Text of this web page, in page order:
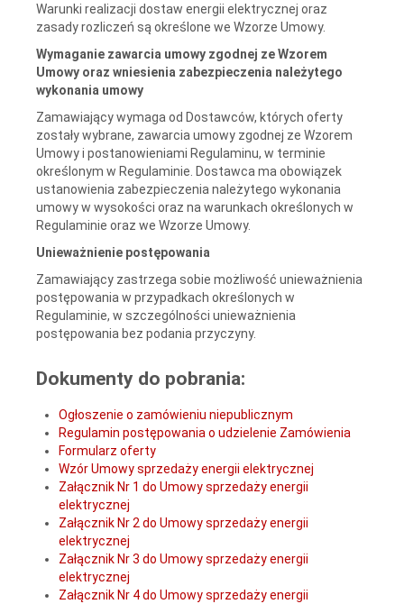
Warunki realizacji dostaw energii elektrycznej oraz
zasady rozliczeń są określone we Wzorze Umowy.
Wymaganie zawarcia umowy zgodnej ze Wzorem
Umowy oraz wniesienia zabezpieczenia należytego
wykonania umowy
Zamawiający wymaga od Dostawców, których oferty
zostały wybrane, zawarcia umowy zgodnej ze Wzorem
Umowy i postanowieniami Regulaminu, w terminie
określonym w Regulaminie. Dostawca ma obowiązek
ustanowienia zabezpieczenia należytego wykonania
umowy w wysokości oraz na warunkach określonych w
Regulaminie oraz we Wzorze Umowy.
Unieważnienie postępowania
Zamawiający zastrzega sobie możliwość unieważnienia
postępowania w przypadkach określonych w
Regulaminie, w szczególności unieważnienia
postępowania bez podania przyczyny.
Dokumenty do pobrania:
Ogłoszenie o zamówieniu niepublicznym
Regulamin postępowania o udzielenie Zamówienia
Formularz oferty
Wzór Umowy sprzedaży energii elektrycznej
Załącznik Nr 1 do Umowy sprzedaży energii
elektrycznej
Załącznik Nr 2 do Umowy sprzedaży energii
elektrycznej
Załącznik Nr 3 do Umowy sprzedaży energii
elektrycznej
Załącznik Nr 4 do Umowy sprzedaży energii